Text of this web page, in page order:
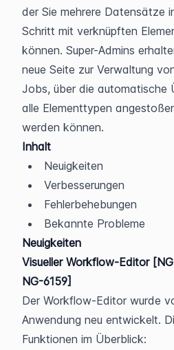
der Sie mehrere Datensätze
Schritt mit verknüpften
können. Super-Admins
neue Seite zur Verwaltung
Jobs, über die automatische
alle Elementtypen
werden können.
Inhalt
Neuigkeiten
Verbesserungen
Fehlerbehebungen
Bekannte Probleme
Neuigkeiten
Visueller Workflow-Editor
NG-6159]
Der Workflow-Editor wurde
Anwendung neu entwickelt.
Funktionen im Überblick: